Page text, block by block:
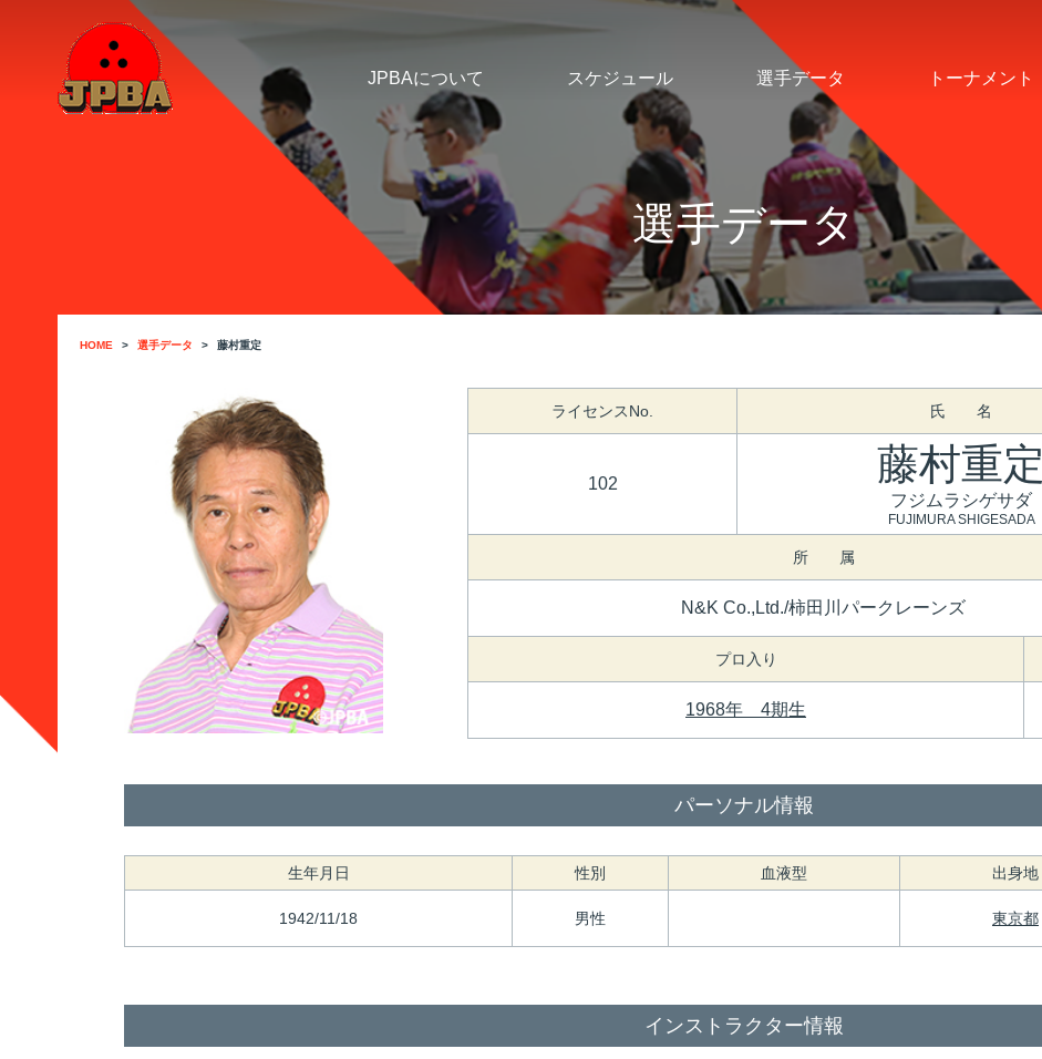
JPBAについて スケジュール 選手データ トーナメント
選手データ
HOME 選手データ 藤村重定
ライセンスNo. 氏 名
102 藤村重定
フジムラシゲサダ
FUJIMURA SHIGESADA
所 属
N&K Co.,Ltd./柿田川パークレーンズ
プロ入り
1968年 4期生
パーソナル情報
生年月日 性別 血液型 出身地
1942/11/18 男性 東京都
インストラクター情報